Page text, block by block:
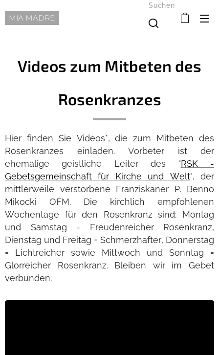
MIA MADRE
Suchen
Videos zum Mitbeten des
Rosenkranzes
Hier finden Sie Videos*, die zum Mitbeten des
Rosenkranzes einladen. Vorbeter ist der
ehemalige geistliche Leiter des "RSK -
Gebetsgemeinschaft für Kirche und Welt", der
mittlerweile verstorbene Franziskaner P. Benno
Mikocki OFM. Die kirchlich empfohlenen
Wochentage für den Rosenkranz sind: Montag
und Samstag = Freudenreicher Rosenkranz,
Dienstag und Freitag = Schmerzhafter, Donnerstag
= Lichtreicher sowie Mittwoch und Sonntag =
Glorreicher Rosenkranz. Bleiben wir im Gebet
verbunden.